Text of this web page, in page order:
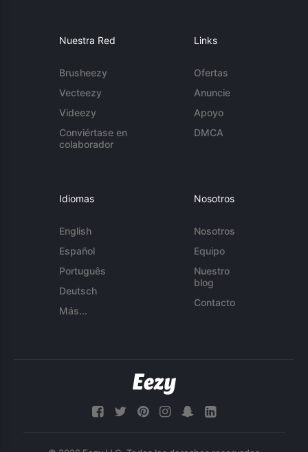
Nuestra Red
Brusheezy
Vecteezy
Videezy
Conviértase en
colaborador
Links
Ofertas
Anuncie
Apoyo
DMCA
Idiomas
English
Español
Português
Deutsch
Más...
Nosotros
Nosotros
Equipo
Nuestro
blog
Contacto